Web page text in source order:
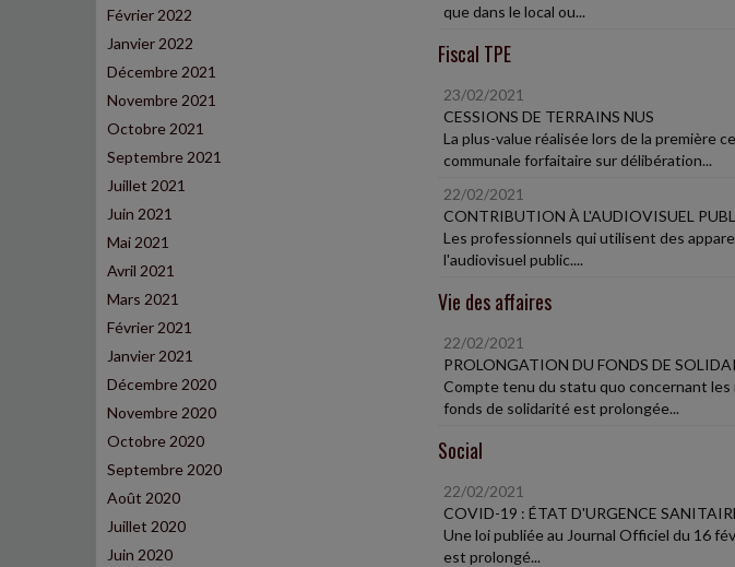
Février 2022
Janvier 2022
Décembre 2021
Novembre 2021
Octobre 2021
Septembre 2021
Juillet 2021
Juin 2021
Mai 2021
Avril 2021
Mars 2021
Février 2021
Janvier 2021
Décembre 2020
Novembre 2020
Octobre 2020
Septembre 2020
Août 2020
Juillet 2020
Juin 2020
que dans le local ou...
Fiscal TPE
23/02/2021
CESSIONS DE TERRAINS NUS
La plus-value réalisée lors de la première
communale forfaitaire sur délibération...
22/02/2021
CONTRIBUTION À L'AUDIOVISUEL
Les professionnels qui utilisent des
l'audiovisuel public....
Vie des affaires
22/02/2021
PROLONGATION DU FONDS DE
Compte tenu du statu quo concernant les
fonds de solidarité est prolongée...
Social
22/02/2021
COVID-19 : ÉTAT D'URGENCE
Une loi publiée au Journal Officiel du 16
est prolongé...